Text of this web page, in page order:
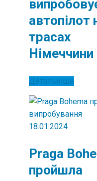
автопілот
трасах
Німеччини
Детальніше
18.01.2024
Praga
пройшла